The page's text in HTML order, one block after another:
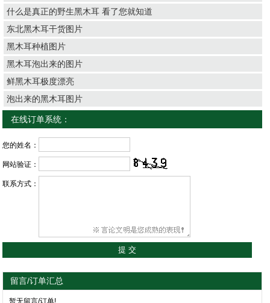
什么是真正的野生黑木耳 看了您就知道
东北黑木耳干货图片
黑木耳种植图片
黑木耳泡出来的图片
鲜黑木耳极度漂亮
泡出来的黑木耳图片
在线订单系统：
您的姓名：
网站验证：
联系方式：
留言/订单汇总